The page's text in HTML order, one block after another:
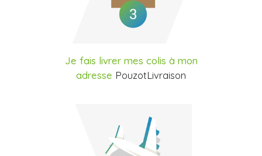
Je fais livrer mes colis à mon
adresse PouzotLivraison